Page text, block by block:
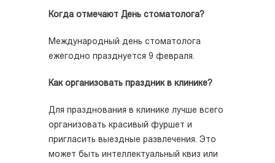
Когда отмечают День стоматолога?
Международный день стоматолога
ежегодно празднуется 9 февраля.
Как организовать праздник в клинике?
Для празднования в клинике лучше всего
организовать красивый фуршет и
пригласить выездные развлечения. Это
может быть интеллектуальный квиз или